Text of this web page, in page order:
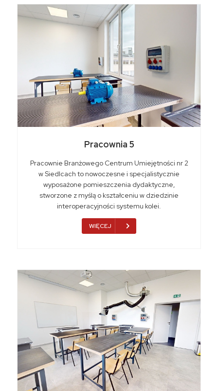
Pracownia 5
Pracownie Branżowego Centrum Umiejętności nr 2
w Siedlcach to nowoczesne i specjalistycznie
wyposażone pomieszczenia dydaktyczne,
stworzone z myślą o kształceniu w dziedzinie
interoperacyjności systemu kolei.
WIĘCEJ